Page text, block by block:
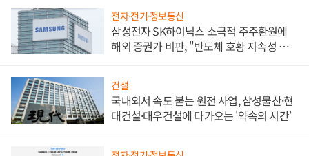
전자·전기·정보통신
삼성전자 SK하이닉스 소극적 주주환원에
해외 증권가 비판, "반도체 호황 지속성 의
건설
국내외서 속도 붙는 원전 사업, 삼성물산·현
대건설·대우건설에 다가오는 '약속의 시간'